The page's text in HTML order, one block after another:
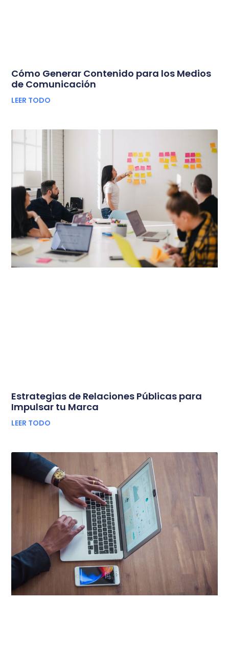
Cómo Generar Contenido para los Medios
de Comunicación
LEER TODO
Estrategias de Relaciones Públicas para
Impulsar tu Marca
LEER TODO